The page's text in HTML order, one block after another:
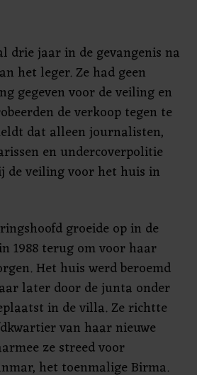
drie jaar in de gevangenis na
het leger. Ze had geen
gegeven voor de veiling en
de verkoop tegen te
dat alleen journalisten,
en undercoverpolitie
de veiling voor het huis in
groeide op in de
1988 terug om voor haar
Het huis werd beroemd
later door de junta onder
in de villa. Ze richtte
van haar nieuwe
ze streed voor
het toenmalige Birma.